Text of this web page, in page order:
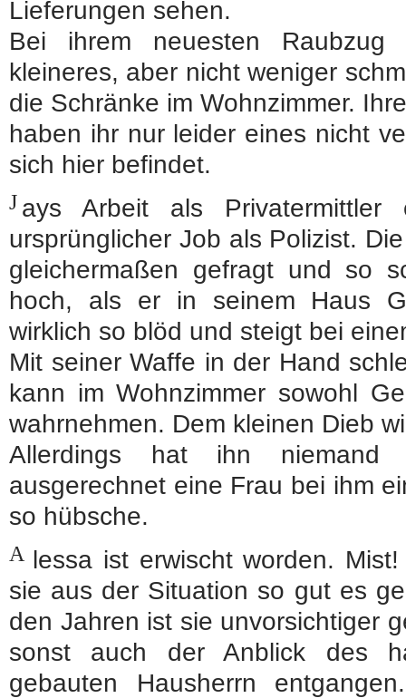
Lieferungen sehen.
Bei ihrem neuesten
kleineres, aber nicht weniger
die Schränke im Wohnzimmer.
haben ihr nur leider eines nicht
sich hier befindet.
J ays Arbeit als
ursprünglicher Job als Polizist.
gleichermaßen gefragt und so
hoch, als er in seinem Haus
wirklich so blöd und steigt bei
Mit seiner Waffe in der Hand
kann im Wohnzimmer sowohl
wahrnehmen. Dem kleinen Dieb
Allerdings hat ihn niemand
ausgerechnet eine Frau bei ihm
so hübsche.
A lessa ist erwischt worden.
sie aus der Situation so gut es
den Jahren ist sie unvorsichtiger
sonst auch der Anblick des
gebauten Hausherrn